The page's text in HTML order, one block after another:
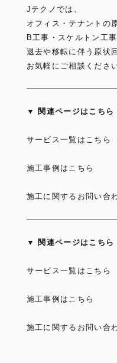
Jテクノでは、
オフィス・テナントの
B工事・スケルトン工
退去や移転に伴う原状
お気軽にご相談ください
▼ 関連ページはこちら
サービス一覧はこちら
施工事例はこちら
施工に関するお問い合
▼ 関連ページはこちら
サービス一覧はこちら
施工事例はこちら
施工に関するお問い合